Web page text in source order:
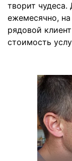
творит
ежемесячно,
рядовой
стоимость